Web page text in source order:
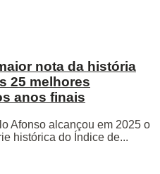
nota da história
25 melhores
anos finais
Afonso alcançou em 2025 o
histórica do Índice de...